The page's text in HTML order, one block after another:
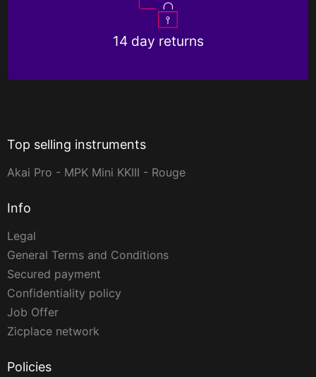
14 day returns
Top selling instruments
Akai Pro - MPK Mini KKIII - Rouge
Info
Legal
General Terms and Conditions
Secured payment
Confidentiality policy
Job Offer
Zicplace network
Policies